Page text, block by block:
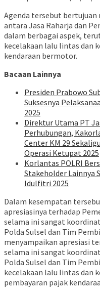
Agenda tersebut bertujuan
antara Jasa Raharja dan
dalam berbagai aspek,
kecelakaan lalu lintas dan
kendaraan bermotor.
Bacaan Lainnya
Presiden Prabowo
Suksesnya
2025
Direktur Utama PT
Perhubungan,
Center KM 29
Operasi Ketupat 2025
Korlantas POLRI
Stakeholder Lainnya
Idulfitri 2025
Dalam kesempatan
apresiasinya terhadap
selama ini sangat
Polda Sulsel dan Tim
menyampaikan apresiasi
selama ini sangat
Polda Sulsel dan Tim
kecelakaan lalu lintas dan
pembayaran pajak